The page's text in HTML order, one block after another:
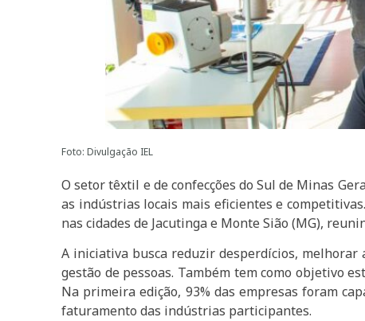
Foto: Divulgação IEL
O setor têxtil e de confecções do Sul de Minas
as indústrias locais mais eficientes e
nas cidades de Jacutinga e Monte Sião (MG),
A iniciativa busca reduzir desperdícios, melhorar
gestão de pessoas. Também tem como objetivo
Na primeira edição, 93% das empresas foram
faturamento das indústrias participantes.